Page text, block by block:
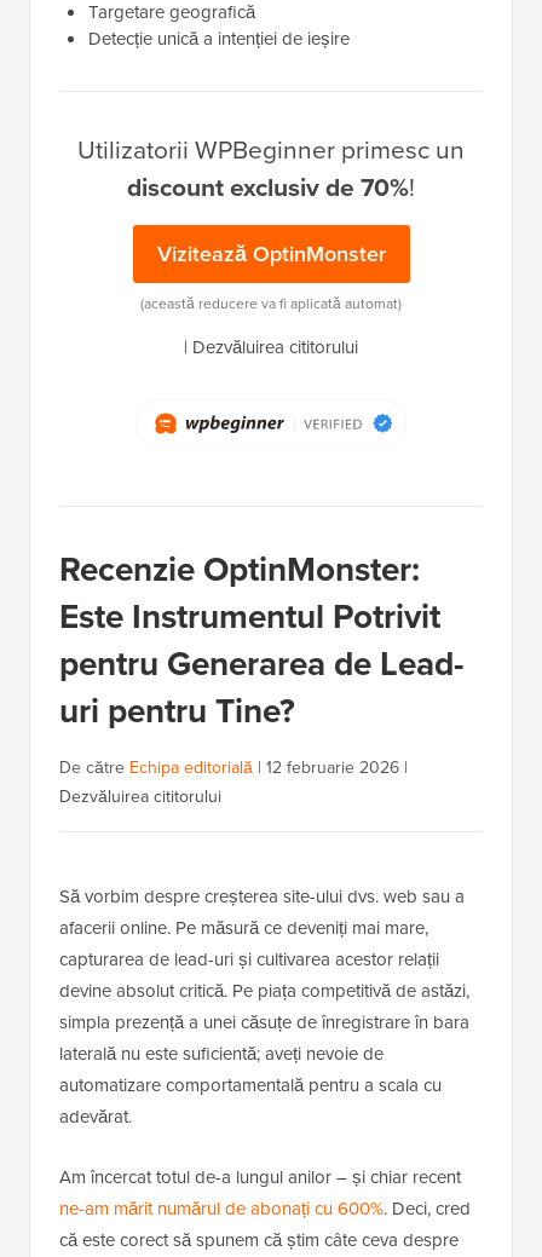
Targetare geografică
Detecție unică a intenției de ieșire
Utilizatorii WPBeginner primesc un
discount exclusiv de 70%!
Vizitează OptinMonster
(această reducere va fi aplicată automat)
| Dezvăluirea cititorului
Recenzie OptinMonster:
Este Instrumentul Potrivit
pentru Generarea de Lead-
uri pentru Tine?
De către Echipa editorială | 12 februarie 2026 |
Dezvăluirea cititorului
Să vorbim despre creșterea site-ului dvs. web sau a
afacerii online. Pe măsură ce deveniți mai mare,
capturarea de lead-uri și cultivarea acestor relații
devine absolut critică. Pe piața competitivă de astăzi,
simpla prezență a unei căsuțe de înregistrare în bara
laterală nu este suficientă; aveți nevoie de
automatizare comportamentală pentru a scala cu
adevărat.
Am încercat totul de-a lungul anilor – și chiar recent
ne-am mărit numărul de abonați cu 600%. Deci, cred
că este corect să spunem că știm câte ceva despre